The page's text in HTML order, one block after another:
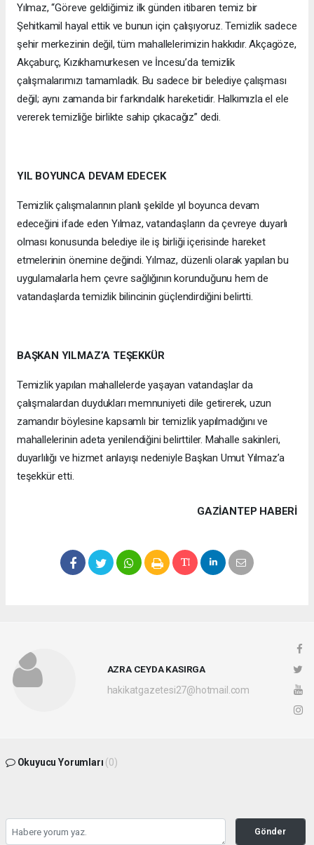
Yılmaz, “Göreve geldiğimiz ilk günden itibaren temiz bir
Şehitkamil hayal ettik ve bunun için çalışıyoruz. Temizlik sadece
şehir merkezinin değil, tüm mahallelerimizin hakkıdır. Akçagöze,
Akçaburç, Kızıkhamurkesen ve İncesu’da temizlik
çalışmalarımızı tamamladık. Bu sadece bir belediye çalışması
değil; aynı zamanda bir farkındalık hareketidir. Halkımızla el ele
vererek temizliğe birlikte sahip çıkacağız” dedi.
YIL BOYUNCA DEVAM EDECEK
Temizlik çalışmalarının planlı şekilde yıl boyunca devam
edeceğini ifade eden Yılmaz, vatandaşların da çevreye duyarlı
olması konusunda belediye ile iş birliği içerisinde hareket
etmelerinin önemine değindi. Yılmaz, düzenli olarak yapılan bu
uygulamalarla hem çevre sağlığının korunduğunu hem de
vatandaşlarda temizlik bilincinin güçlendirdiğini belirtti.
BAŞKAN YILMAZ’A TEŞEKKÜR
Temizlik yapılan mahallelerde yaşayan vatandaşlar da
çalışmalardan duydukları memnuniyeti dile getirerek, uzun
zamandır böylesine kapsamlı bir temizlik yapılmadığını ve
mahallelerinin adeta yenilendiğini belirttiler. Mahalle sakinleri,
duyarlılığı ve hizmet anlayışı nedeniyle Başkan Umut Yılmaz’a
teşekkür etti.
GAZIANTEP HABERİ
AZRA CEYDA KASIRGA
hakikatgazetesi27@hotmail.com
Okuyucu Yorumları (0)
Gönder